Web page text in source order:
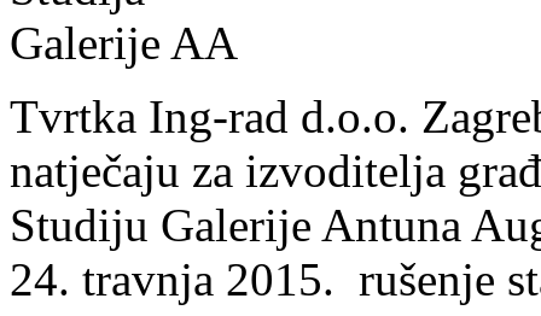
Tvrtka Ing-rad d.o.o.
natječaju za izvoditelja
Studiju Galerije Antuna
24. travnja 2015. rušenje